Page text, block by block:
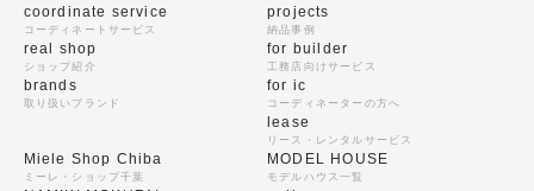
coordinate service
コーディネートサービス
real shop
ショップ紹介
brands
取り扱いブランド
projects
納品事例
for builder
工務店向けサービス
for ic
コーディネーターの方へ
lease
リース・レンタルサービス
Miele Shop Chiba
ミーレ・ショップ千葉
MODEL HOUSE
モデルハウス一覧